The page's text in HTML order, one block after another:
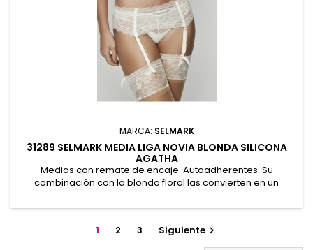
MARCA: SELMARK
31289 SELMARK MEDIA LIGA NOVIA BLONDA SILICONA
AGATHA
Medias con remate de encaje. Autoadherentes. Su
combinación con la blonda floral las convierten en un
pertenece, encarna la madurez y el esplendor de la marca,
transforman. 87% Poliamida, 13% Elastano
1 2 3 Siguiente